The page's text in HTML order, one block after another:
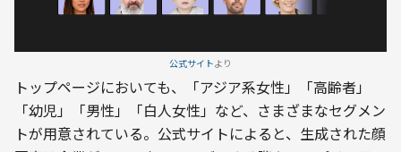
公式サイトより
トップページにおいても、「アジア系女性」「高齢者」
「幼児」「男性」「白人女性」など、さまざまなセグメン
トが用意されている。公式サイトによると、生成された顔